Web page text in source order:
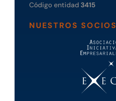
Código entidad 3415
NUESTROS SOCIOS